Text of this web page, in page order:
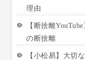
理由
【断捨離
の断捨離
【小松易】大切